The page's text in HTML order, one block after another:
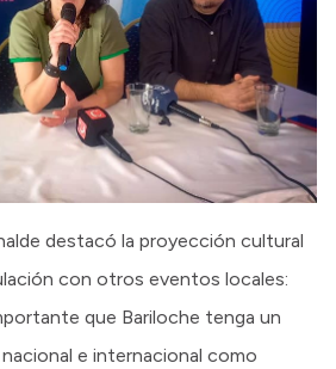
destacó la proyección cultural
con otros eventos locales:
que Bariloche tenga un
e internacional como